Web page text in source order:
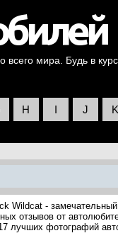
всего мира. Будь в
H I J K
Wildcat -
отзывов от
лучших фотографий